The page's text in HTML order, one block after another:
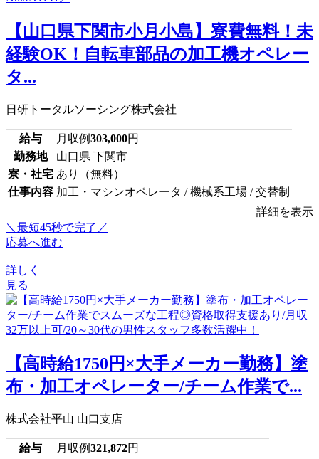
【山口県下関市小月小島】寮費無料！未
経験OK！自転車部品の加工機オペレー
タ...
日研トータルソーシング株式会社
給与 月収例303,000円
勤務地
山口県 下関市
寮・社宅 あり（無料）
仕事内容 加工・マシンオペレータ / 機械系工場 / 交替制
詳細を表示
＼最短45秒で完了／
応募へ進む
詳しく
見る
【高時給1750円×大手メーカー勤務】塗
布・加工オペレーター/チーム作業で...
株式会社平山 山口支店
給与 月収例321,872円